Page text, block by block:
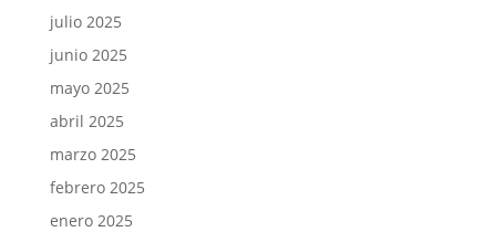
julio 2025
junio 2025
mayo 2025
abril 2025
marzo 2025
febrero 2025
enero 2025